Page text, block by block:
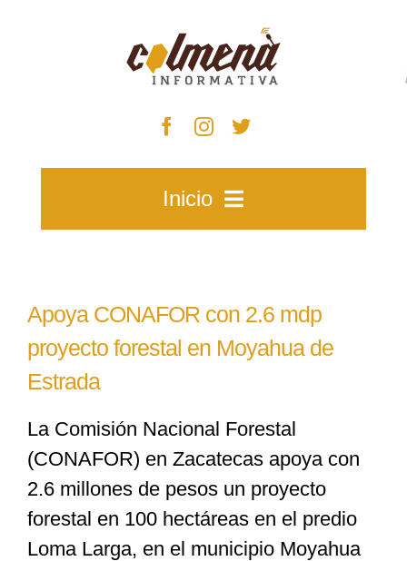
Inicio
Zacatecas
Especiales
Nacional
Apoya CONAFOR con 2.6 mdp
proyecto forestal en Moyahua de
Estrada
La Comisión Nacional Forestal
(CONAFOR) en Zacatecas apoya con
2.6 millones de pesos un proyecto
forestal en 100 hectáreas en el predio
Loma Larga, en el municipio Moyahua